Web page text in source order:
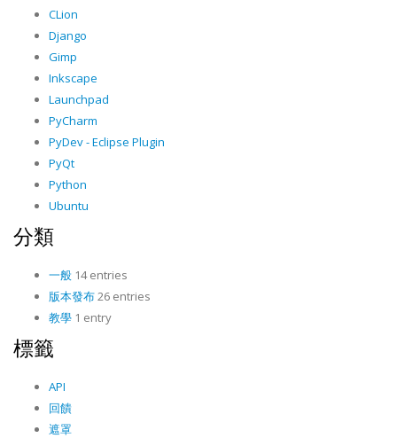
CLion
Django
Gimp
Inkscape
Launchpad
PyCharm
PyDev - Eclipse Plugin
PyQt
Python
Ubuntu
分類
一般 14 entries
版本發布26 entries
教學 1 entry
標籤
API
回饋
遮罩